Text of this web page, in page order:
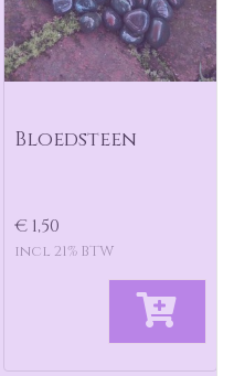
Bloedsteen
€ 1,50
incl 21% BTW